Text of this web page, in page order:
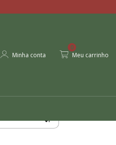
Minha conta Meu carrinho
0